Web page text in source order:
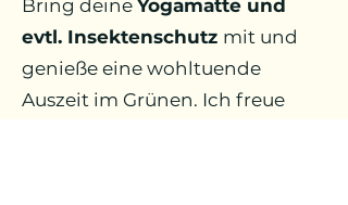
Bring deine Yogamatte und
evtl. Insektenschutz mit und
genieße eine wohltuende
Auszeit im Grünen. Ich freue